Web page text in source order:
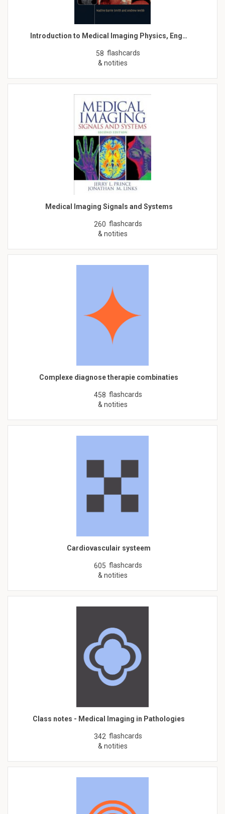
Introduction to Medical Imaging Physics, Eng…
58 flashcards
& notities
Medical Imaging Signals and Systems
260 flashcards
& notities
Complexe diagnose therapie combinaties
458 flashcards
& notities
Cardiovasculair systeem
605 flashcards
& notities
Class notes - Medical Imaging in Pathologies
342 flashcards
& notities